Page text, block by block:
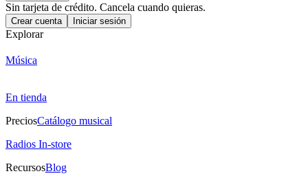
Sin tarjeta de crédito. Cancela cuando quieras.
Crear cuenta Iniciar sesión
Explorar
Música
En tienda
PreciosCatálogo musical
Radios In-store
RecursosBlog